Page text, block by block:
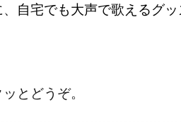
自宅でも大声で歌えるグ
とどうぞ。